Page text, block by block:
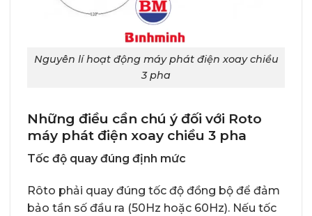
Nguyên lí hoạt động máy phát điện xoay chiều
3 pha
Những điều cần chú ý đối với Roto
máy phát điện xoay chiều 3 pha
Tốc độ quay đúng định mức
Rôto phải quay đúng tốc độ đồng bộ để đảm
bảo tần số đầu ra (50Hz hoặc 60Hz). Nếu tốc